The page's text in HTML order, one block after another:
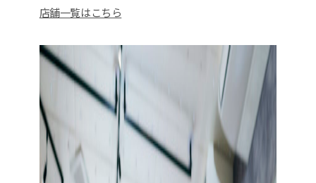
店舗一覧はこちら